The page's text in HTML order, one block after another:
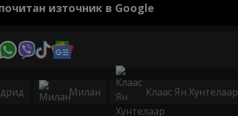
източник в Google
Милан Клаас Ян Хунтелаар